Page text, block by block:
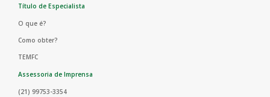
Título de Especialista
O que é?
Como obter?
TEMFC
Assessoria de Imprensa
(21) 99753-3354